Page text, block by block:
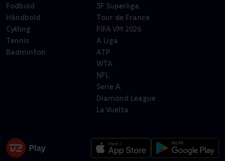
Fodbold
Håndbold
Cykling
Tennis
Badminton
3F Superliga
Tour de France
FIFA VM 2026
A Liga
ATP
WTA
NFL
Serie A
Diamond League
La Vuelta